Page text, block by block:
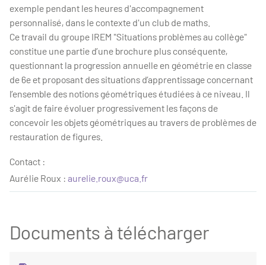
exemple pendant les heures d'accompagnement
personnalisé, dans le contexte d'un club de maths.
Ce travail du groupe IREM "Situations problèmes au collège"
constitue une partie d’une brochure plus conséquente,
questionnant la progression annuelle en géométrie en classe
de 6e et proposant des situations d’apprentissage concernant
l’ensemble des notions géométriques étudiées à ce niveau. Il
s'agit de faire évoluer progressivement les façons de
concevoir les objets géométriques au travers de problèmes de
restauration de figures.
Contact :
Aurélie Roux : aurelie.roux@uca.fr
Documents à télécharger